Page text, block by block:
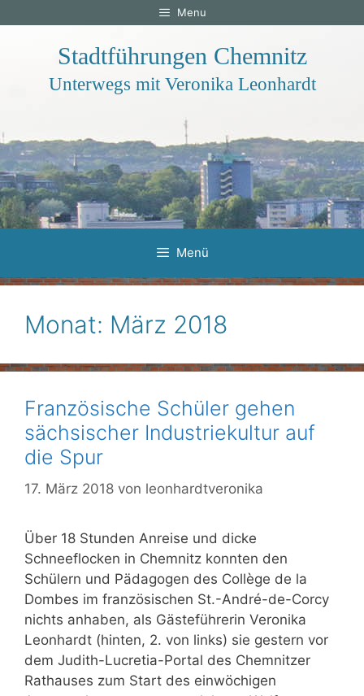
Inhalt
Menu
Stadtführungen Chemnitz
Unterwegs mit Veronika Leonhardt
Menü
Monat: März 2018
Französische Schüler gehen
sächsischer Industriekultur auf
die Spur
17. März 2018 von leonhardtveronika
Über 18 Stunden Anreise und dicke
Schneeflocken in Chemnitz konnten den
Schülern und Pädagogen des Collège de la
Dombes im französischen St.-André-de-Corcy
nichts anhaben, als Gästeführerin Veronika
Leonhardt (hinten, 2. von links) sie gestern vor
dem Judith-Lucretia-Portal des Chemnitzer
Rathauses zum Start des einwöchigen